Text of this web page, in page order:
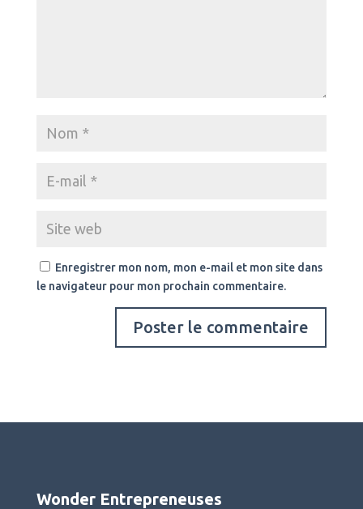
Enregistrer mon nom, mon e-mail et mon site dans
le navigateur pour mon prochain commentaire.
Wonder Entrepreneuses